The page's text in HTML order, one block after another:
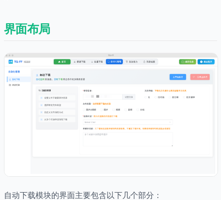
界面布局
自动下载模块的界面主要包含以下几个部分：